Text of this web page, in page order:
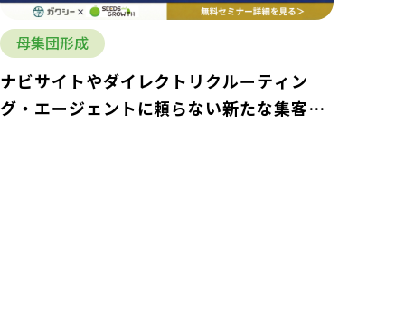
母集団形成
ナビサイトやダイレクトリクルーティン
グ・エージェントに頼らない新たな集客方